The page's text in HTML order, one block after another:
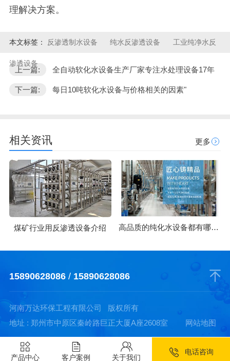
理解决方案。
本文标签： 反渗透制水设备 纯水反渗透设备 工业纯净水反
渗透设备
上一篇: 全自动软化水设备生产厂家专注水处理设备17年
下一篇: 每日10吨软化水设备与价格相关的因素"
相关资讯 更多
煤矿行业用反渗透设备介绍 高品质的纯化水设备都有哪些优势
15890628086/ 15890628086
河南万达环保工程有限公司 版权所有
地址 : 郑州市中原区秦岭路巨正大厦A座2608室
网站地图
产品中心 客户案例 关于我们
电话咨询